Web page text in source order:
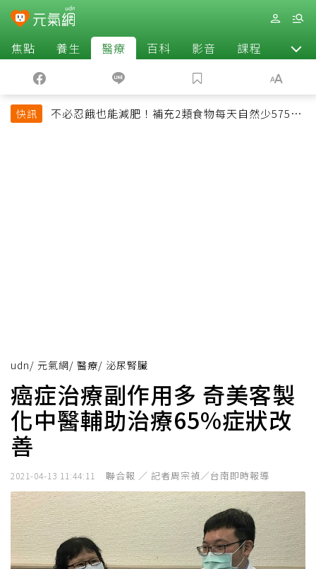
焦點 養生 醫療 百科 影音 課程 退休
快訊
不必忍餓也能減肥！補充2類食物每天自然少575大
udn/ 元氣網/ 醫療/ 泌尿腎臟
癌症治療副作用多 奇美客製
化中醫輔助治療65%症狀改
善
2021-04-13 11:44:11 聯合報 ／ 記者周宗禎／台南即時報導